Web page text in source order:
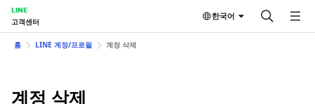
LINE
고객센터
한국어
홈 LINE 계정/프로필 계정 삭제
계정 삭제